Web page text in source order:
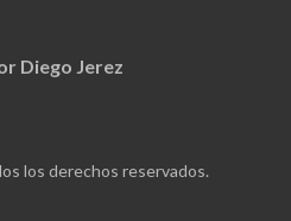
Diego Jerez
los derechos reservados.